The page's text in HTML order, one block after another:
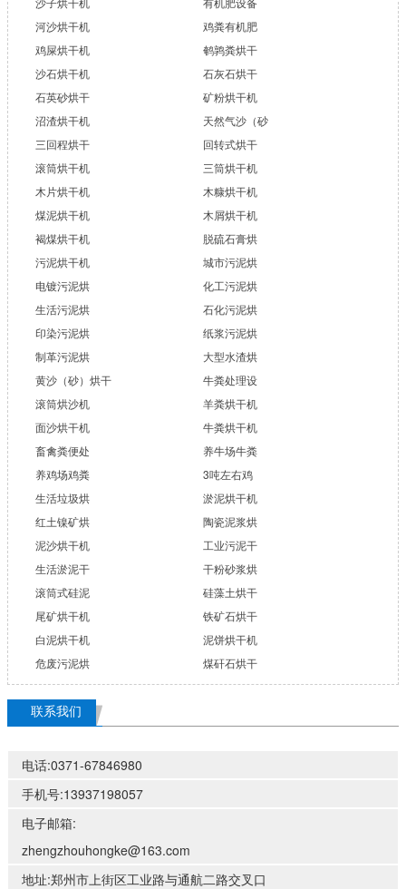
河沙烘干机
鸡粪有机肥
鸡屎烘干机
鹌鹑粪烘干
沙石烘干机
石灰石烘干
石英砂烘干
矿粉烘干机
沼渣烘干机
天然气沙（砂
三回程烘干
回转式烘干
滚筒烘干机
三筒烘干机
木片烘干机
木糠烘干机
煤泥烘干机
木屑烘干机
褐煤烘干机
脱硫石膏烘
污泥烘干机
城市污泥烘
电镀污泥烘
化工污泥烘
生活污泥烘
石化污泥烘
印染污泥烘
纸浆污泥烘
制革污泥烘
大型水渣烘
黄沙（砂）烘干
牛粪处理设
滚筒烘沙机
羊粪烘干机
面沙烘干机
牛粪烘干机
畜禽粪便处
养牛场牛粪
养鸡场鸡粪
3吨左右鸡
生活垃圾烘
淤泥烘干机
红土镍矿烘
陶瓷泥浆烘
泥沙烘干机
工业污泥干
生活淤泥干
干粉砂浆烘
滚筒式硅泥
硅藻土烘干
尾矿烘干机
铁矿石烘干
白泥烘干机
泥饼烘干机
危废污泥烘
煤矸石烘干
联系我们
电话:0371-67846980
手机号:13937198057
电子邮箱:
zhengzhouhongke@163.com
地址:郑州市上街区工业路与通航二路交叉口